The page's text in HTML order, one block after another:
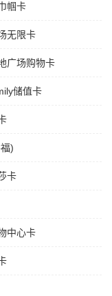
帼卡
无限卡
广场购物卡
储值卡
)
卡
中心卡